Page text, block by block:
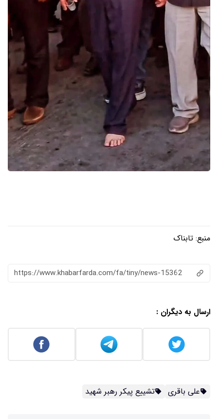
منبع: تابناک
https://www.khabarfarda.com/fa/tiny/news-15362
ارسال به دیگران :
علی باقری تشییع پیکر رهبر شهید